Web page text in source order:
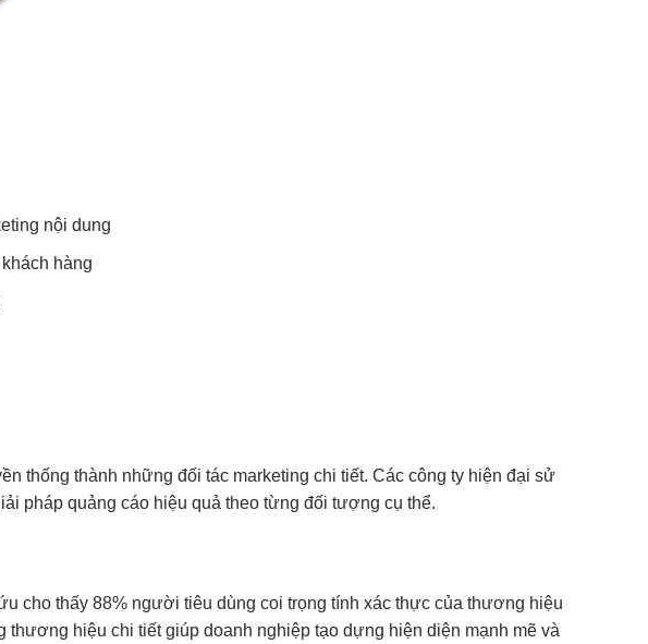
nội dung
hàng
thống thành những đối tác marketing chi tiết. Các công ty hiện đại sử
pháp quảng cáo hiệu quả theo từng đối tượng cụ thể.
cho thấy 88% người tiêu dùng coi trọng tính xác thực của thương hiệu
hiệu chi tiết giúp doanh nghiệp tạo dựng hiện diện mạnh mẽ và